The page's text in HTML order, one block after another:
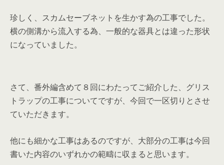
珍しく、スカムセーブネットを生かす為の工事でした。
横の側溝から流入する為、一般的な器具とは違った形状
になっていました。
さて、番外編含めて８回にわたってご紹介した、グリス
トラップの工事についてですが、今回で一区切りとさせ
ていただきます。
他にも細かな工事はあるのですが、大部分の工事は今回
書いた内容のいずれかの範疇に収まると思います。